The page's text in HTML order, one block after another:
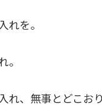
れを。
。
れ、無事とどこお